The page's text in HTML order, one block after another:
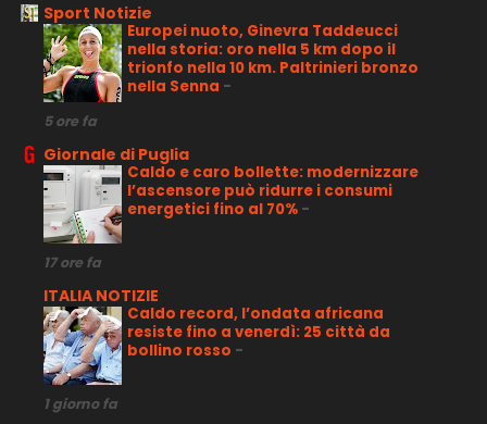
Sport Notizie
Europei nuoto, Ginevra Taddeucci
nella storia: oro nella 5 km dopo il
trionfo nella 10 km. Paltrinieri bronzo
nella Senna -
5 ore fa
Giornale di Puglia
Caldo e caro bollette: modernizzare
l’ascensore può ridurre i consumi
energetici fino al 70% -
17 ore fa
ITALIA NOTIZIE
Caldo record, l’ondata africana
resiste fino a venerdì: 25 città da
bollino rosso -
1 giorno fa